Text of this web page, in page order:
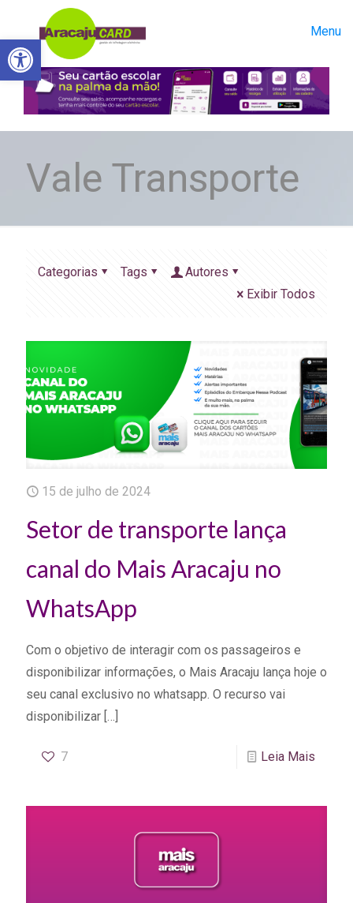
Abrir a barra de ferramentas
Menu
Vale Transporte
Categorias Tags
Autores
Exibir Todos
15 de julho de 2024
Setor de transporte lança
canal do Mais Aracaju no
WhatsApp
Com o objetivo de interagir com os passageiros e
disponibilizar informações, o Mais Aracaju lança hoje o
seu canal exclusivo no whatsapp. O recurso vai
disponibilizar […]
7 Leia Mais